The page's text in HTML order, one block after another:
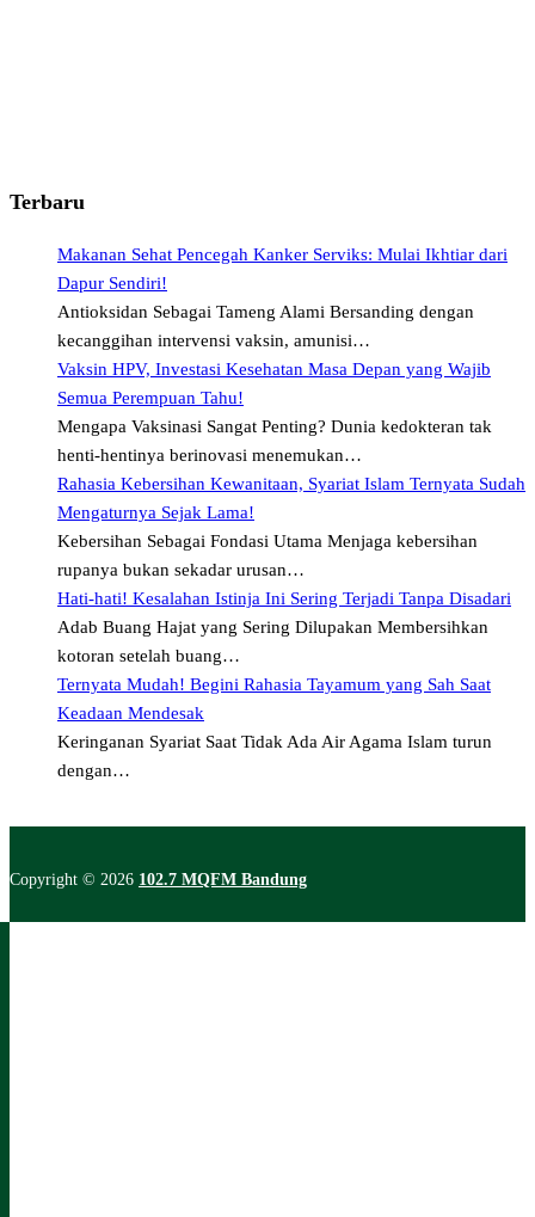
Terbaru
Makanan Sehat Pencegah Kanker Serviks: Mulai Ikhtiar dari
Dapur Sendiri!
Antioksidan Sebagai Tameng Alami Bersanding dengan
kecanggihan intervensi vaksin, amunisi…
Vaksin HPV, Investasi Kesehatan Masa Depan yang Wajib
Semua Perempuan Tahu!
Mengapa Vaksinasi Sangat Penting? Dunia kedokteran tak
henti-hentinya berinovasi menemukan…
Rahasia Kebersihan Kewanitaan, Syariat Islam Ternyata Sudah
Mengaturnya Sejak Lama!
Kebersihan Sebagai Fondasi Utama Menjaga kebersihan
rupanya bukan sekadar urusan…
Hati-hati! Kesalahan Istinja Ini Sering Terjadi Tanpa Disadari
Adab Buang Hajat yang Sering Dilupakan Membersihkan
kotoran setelah buang…
Ternyata Mudah! Begini Rahasia Tayamum yang Sah Saat
Keadaan Mendesak
Keringanan Syariat Saat Tidak Ada Air Agama Islam turun
dengan…
Copyright © 2026 102.7 MQFM Bandung